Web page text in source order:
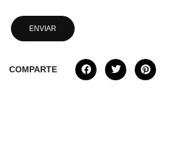
COMPARTE